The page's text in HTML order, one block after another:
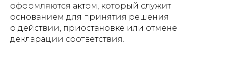
оформляются актом, который служит
основанием для принятия решения
о действии, приостановке или отмене
декларации соответствия.